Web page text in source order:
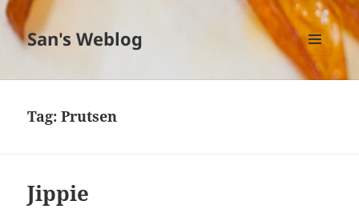
San's Weblog
MENU
EN
Tag:Prutsen
Jippie